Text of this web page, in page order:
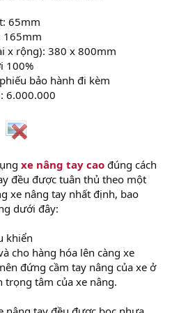
65mm
165mm
x rộng): 380 x 800mm
100%
bảo hành đi kèm
6.000.000
xe nâng tay cao đúng cách
đều được tuân thủ theo một
xe nâng tay nhất định, bao
dưới đây:
khiển
cho hàng hóa lên càng xe
đứng cầm tay nâng của xe ở
trọng tâm của xe nâng.